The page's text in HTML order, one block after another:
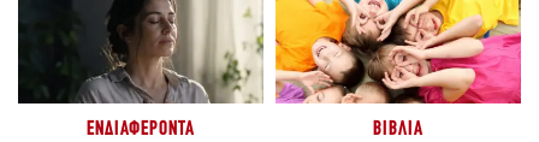
ΕΝΔΙΑΦΈΡΟΝΤΑ ΒΙΒΛΊΑ